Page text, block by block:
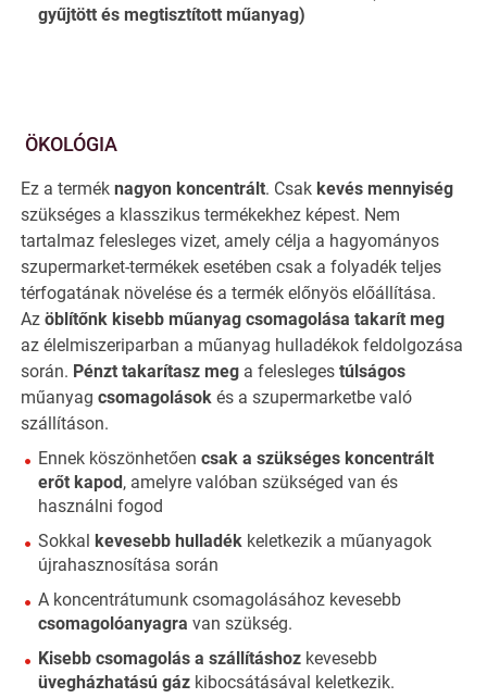
gyűjtött és megtisztított műanyag)
ÖKOLÓGIA
Ez a termék nagyon koncentrált. Csak kevés mennyiség
szükséges a klasszikus termékekhez képest. Nem
tartalmaz felesleges vizet, amely célja a hagyományos
szupermarket-termékek esetében csak a folyadék teljes
térfogatának növelése és a termék előnyös előállítása.
Az öblítőnk kisebb műanyag csomagolása takarít meg
az élelmiszeriparban a műanyag hulladékok feldolgozása
során. Pénzt takarítasz meg a felesleges túlságos
műanyag csomagolások és a szupermarketbe való
szállításon.
Ennek köszönhetően csak a szükséges koncentrált
erőt kapod, amelyre valóban szükséged van és
használni fogod
Sokkal kevesebb hulladék keletkezik a műanyagok
újrahasznosítása során
A koncentrátumunk csomagolásához kevesebb
csomagolóanyagra van szükség.
Kisebb csomagolás a szállításhoz kevesebb
üvegházhatású gáz kibocsátásával keletkezik.